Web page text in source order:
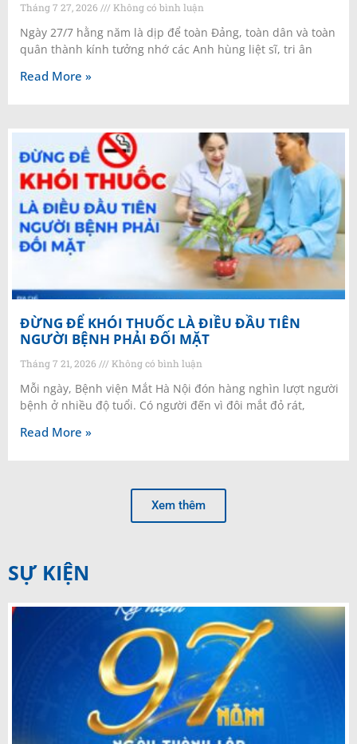
Tháng 7 27, 2026 Không có bình luận
Ngày 27/7 hằng năm là dịp để toàn Đảng, toàn dân và toàn
quân thành kính tưởng nhớ các Anh hùng liệt sĩ, tri ân
Read More »
ĐỪNG ĐỂ KHÓI THUỐC LÀ ĐIỀU ĐẦU TIÊN
NGƯỜI BỆNH PHẢI ĐỐI MẶT
Tháng 7 21, 2026 Không có bình luận
Mỗi ngày, Bệnh viện Mắt Hà Nội đón hàng nghìn lượt người
bệnh ở nhiều độ tuổi. Có người đến vì đôi mắt đỏ rát,
Read More »
Xem thêm
SỰ KIỆN